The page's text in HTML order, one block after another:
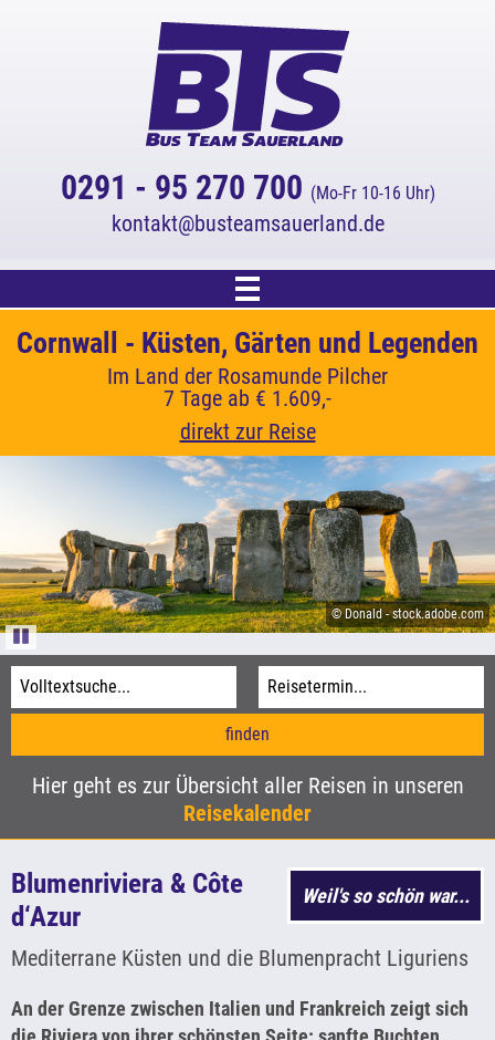
0291 - 95 270 700 (Mo-Fr 10-16 Uhr)
kontakt busteamsauerland.de
Start
Reiseangebot
Kreuzfahrten
Informationen
Agentur-Login
Kataloge
Pause
Cornwall - Küsten, Gärten und Legenden
Im Land der Rosamunde Pilcher
7 Tage ab € 1.609,-
direkt zur Reise
© Donald - stock.adobe.com
3 % Online-Rabatt!
Auf alle Katalogreisen.
(Rabatt wird automatisch abgezogen.)
© Sina Ettmer-stock.adobe.com
Inselhüpfen in Kroatien
Mediterrane Inselvielfalt zwischen Krk, Cres und
Lošinj
10 Tage ab € 1.339,-
direkt zur Reise
© xbrchx - stock.adobe.com
Urlaub auf Insel Wangerooge
Trauminsel in der südlichen Nordsee
8 Tage ab € 1.385,-
direkt zur Reise
© Aufwind-Luftbilder - stock.adobe.com
Hier geht es zur Übersicht aller Reisen in unseren
Reisekalender
Weil's so schön war...
Blumenriviera & Côte
d‘Azur
Mediterrane Küsten und die Blumenpracht Liguriens
An der Grenze zwischen Italien und Frankreich zeigt sich